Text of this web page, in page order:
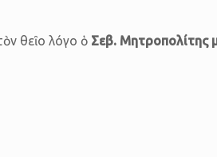
θεῖο λόγο ὁ Σεβ. Μητροπολίτης